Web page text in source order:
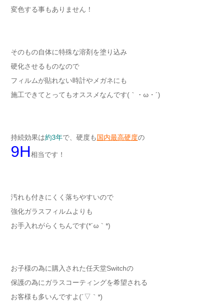
変色する事もありません！
そのもの自体に特殊な溶剤を塗り込み
硬化させるものなので
フィルムが貼れない時計やメガネにも
施工できてとってもオススメなんです(｀・ω・´)ゞ
持続効果は約3年で、硬度も国内最高硬度の
9H相当です！
汚れも付きにくく落ちやすいので
強化ガラスフィルムよりも
お手入れがらくちんです(*´ω｀*)
お子様の為に購入された任天堂Switchの
保護の為にガラスコーティングを希望される
お客様も多いんですよ(´▽｀*)